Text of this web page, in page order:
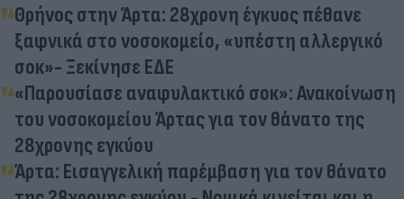
Θρήνος στην Άρτα: 28χρονη έγκυος πέθανε
ξαφνικά στο νοσοκομείο, «υπέστη αλλεργικό
σοκ»- Ξεκίνησε ΕΔΕ
«Παρουσίασε αναφυλακτικό σοκ»: Ανακοίνωση
του νοσοκομείου Άρτας για τον θάνατο της
28χρονης εγκύου
Άρτα: Εισαγγελική παρέμβαση για τον θάνατο